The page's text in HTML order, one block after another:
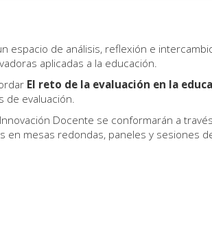
espacio de análisis, reflexión e
aplicadas a la educación.
El reto de la evaluación en la
de evaluación.
Docente se conformarán a
en mesas redondas, paneles y sesiones